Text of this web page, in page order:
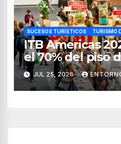
SUCESOS TURÍSTICOS TURISMO
ITB Americas
el 70% del piso
exposición
JUL 25, 2026